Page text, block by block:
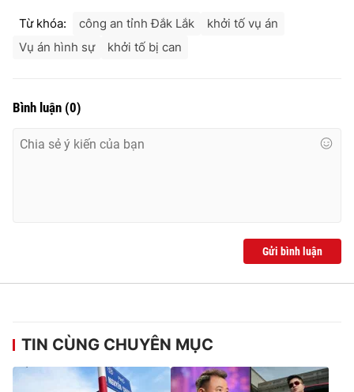
Từ khóa: công an tỉnh Đắk Lắk
khởi tố vụ án
Vụ án hình sự
khởi tố bị can
Bình luận (0)
Gửi bình luận
TIN CÙNG CHUYÊN MỤC